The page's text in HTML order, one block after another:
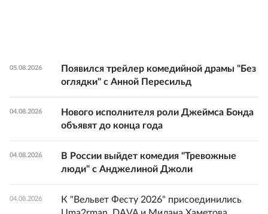
05.08.2026
Появился трейлер комедийной драмы "Без
оглядки" с Анной Пересильд
04.08.2026
Нового исполнителя роли Джеймса Бонда
объявят до конца года
04.08.2026
В России выйдет комедия "Тревожные
люди" с Анджелиной Джоли
04.08.2026
К "Вельвет Фесту 2026" присоединились